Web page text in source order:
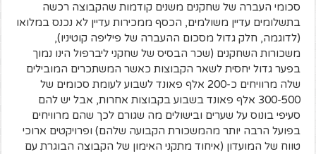
סכומי העברה של שחקנים משנים קודמות שהקבוצה רכשה
בתשלומים עדיין משולמים, הכסף ממכירות עדיין לא נכנס במלואו
(לדוגמה, חלק גדול מסכום ההעברה של פיליפה קוטיניו),
משכורות השחקנים (שכר הבסיס של שחקני ליברפול הינו נמוך
בפער גדול יחסית לשאר הקבוצות כאשר המשתכרים המובילים
שלה מרוויחים כ-200 אלף פאונד לשבוע לעומת סכומים של
300-500 אלף פאונד בשבוע בקבוצות אחרות, אבל יש להם
סעיפי בונוס על שערים ובישולים מה שגורם לכך שהם מרוויחים
בפועל הרבה יותר מהמשכורת הקבועה שלהם) ופרויקטים ארוכי
טווח של המועדון (איחוד מתקני האימון של הקבוצה הבוגרת עם